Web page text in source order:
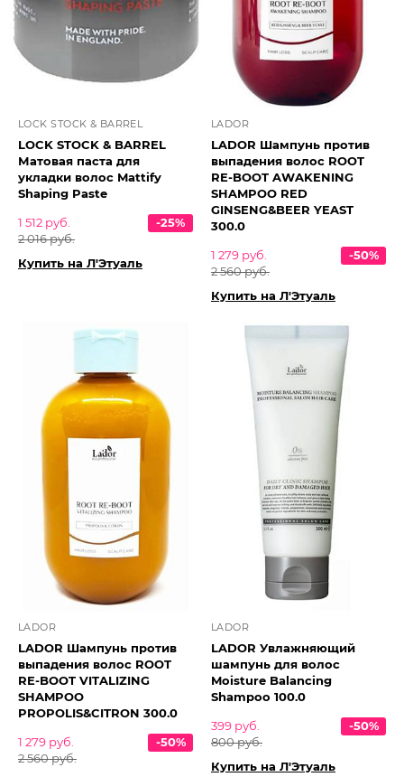
LOCK STOCK & BARREL
LOCK STOCK & BARREL
Матовая паста для
укладки волос Mattify
Shaping Paste
1 512 руб.
2 016 руб.
-25%
Купить на Л'Этуаль
LADOR
LADOR Шампунь против
выпадения волос ROOT
RE-BOOT AWAKENING
SHAMPOO RED
GINSENG&BEER YEAST
300.0
1 279 руб.
2 560 руб.
-50%
Купить на Л'Этуаль
LADOR
LADOR Шампунь против
выпадения волос ROOT
RE-BOOT VITALIZING
SHAMPOO
PROPOLIS&CITRON 300.0
1 279 руб.
2 560 руб.
-50%
LADOR
LADOR Увлажняющий
шампунь для волос
Moisture Balancing
Shampoo 100.0
399 руб.
800 руб.
-50%
Купить на Л'Этуаль